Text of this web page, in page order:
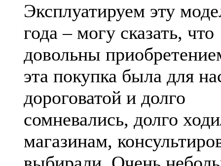
Эксплуатируем эту
года – могу сказать, что
довольны
эта покупка была для
дороговатой и долго
сомневались, долго
магазинам,